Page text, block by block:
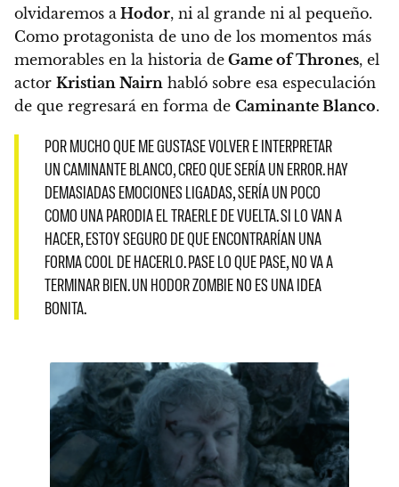
olvidaremos a Hodor, ni al grande ni al pequeño.
Como protagonista de uno de los momentos más
memorables en la historia de Game of Thrones, el
actor Kristian Nairn habló sobre esa especulación
de que regresará en forma de Caminante Blanco.
POR MUCHO QUE ME GUSTASE VOLVER E INTERPRETAR
UN CAMINANTE BLANCO, CREO QUE SERÍA UN ERROR. HAY
DEMASIADAS EMOCIONES LIGADAS, SERÍA UN POCO
COMO UNA PARODIA EL TRAERLE DE VUELTA. SI LO VAN A
HACER, ESTOY SEGURO DE QUE ENCONTRARÍAN UNA
FORMA COOL DE HACERLO. PASE LO QUE PASE, NO VA A
TERMINAR BIEN. UN HODOR ZOMBIE NO ES UNA IDEA
BONITA.